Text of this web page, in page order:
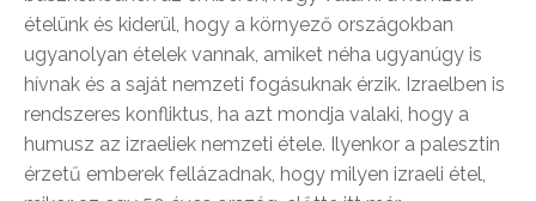
ételünk és kiderül, hogy a környező országokban
ugyanolyan ételek vannak, amiket néha ugyanúgy is
hívnak és a saját nemzeti fogásuknak érzik. Izraelben is
rendszeres konfliktus, ha azt mondja valaki, hogy a
humusz az izraeliek nemzeti étele. Ilyenkor a palesztin
érzetű emberek fellázadnak, hogy milyen izraeli étel,